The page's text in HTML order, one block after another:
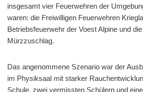
insgesamt vier Feuerwehren der
waren: die Freiwilligen Feuerwehren
Betriebsfeuerwehr der Voest Alpine und
Mürzzuschlag.
Das angenommene Szenario war der
im Physiksaal mit starker
Schule, zwei vermissten Schülern und